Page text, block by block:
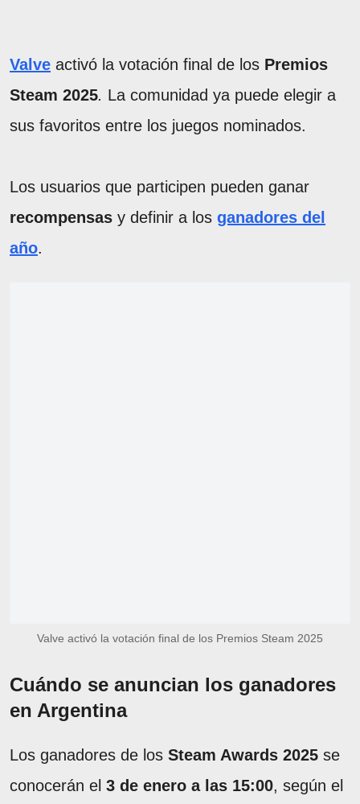
Valve activó la votación final de los Premios
Steam 2025. La comunidad ya puede elegir a
sus favoritos entre los juegos nominados.
Los usuarios que participen pueden ganar
recompensas y definir a los ganadores del
año.
Valve activó la votación final de los Premios Steam 2025
Cuándo se anuncian los ganadores
en Argentina
Los ganadores de los Steam Awards 2025 se
conocerán el 3 de enero a las 15:00, según el